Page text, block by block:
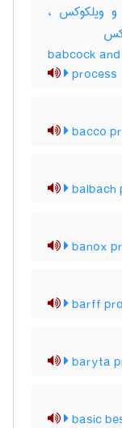
ویلکوکس ،
babcock
process
bacco
balbach
banox
barff
baryta
basic